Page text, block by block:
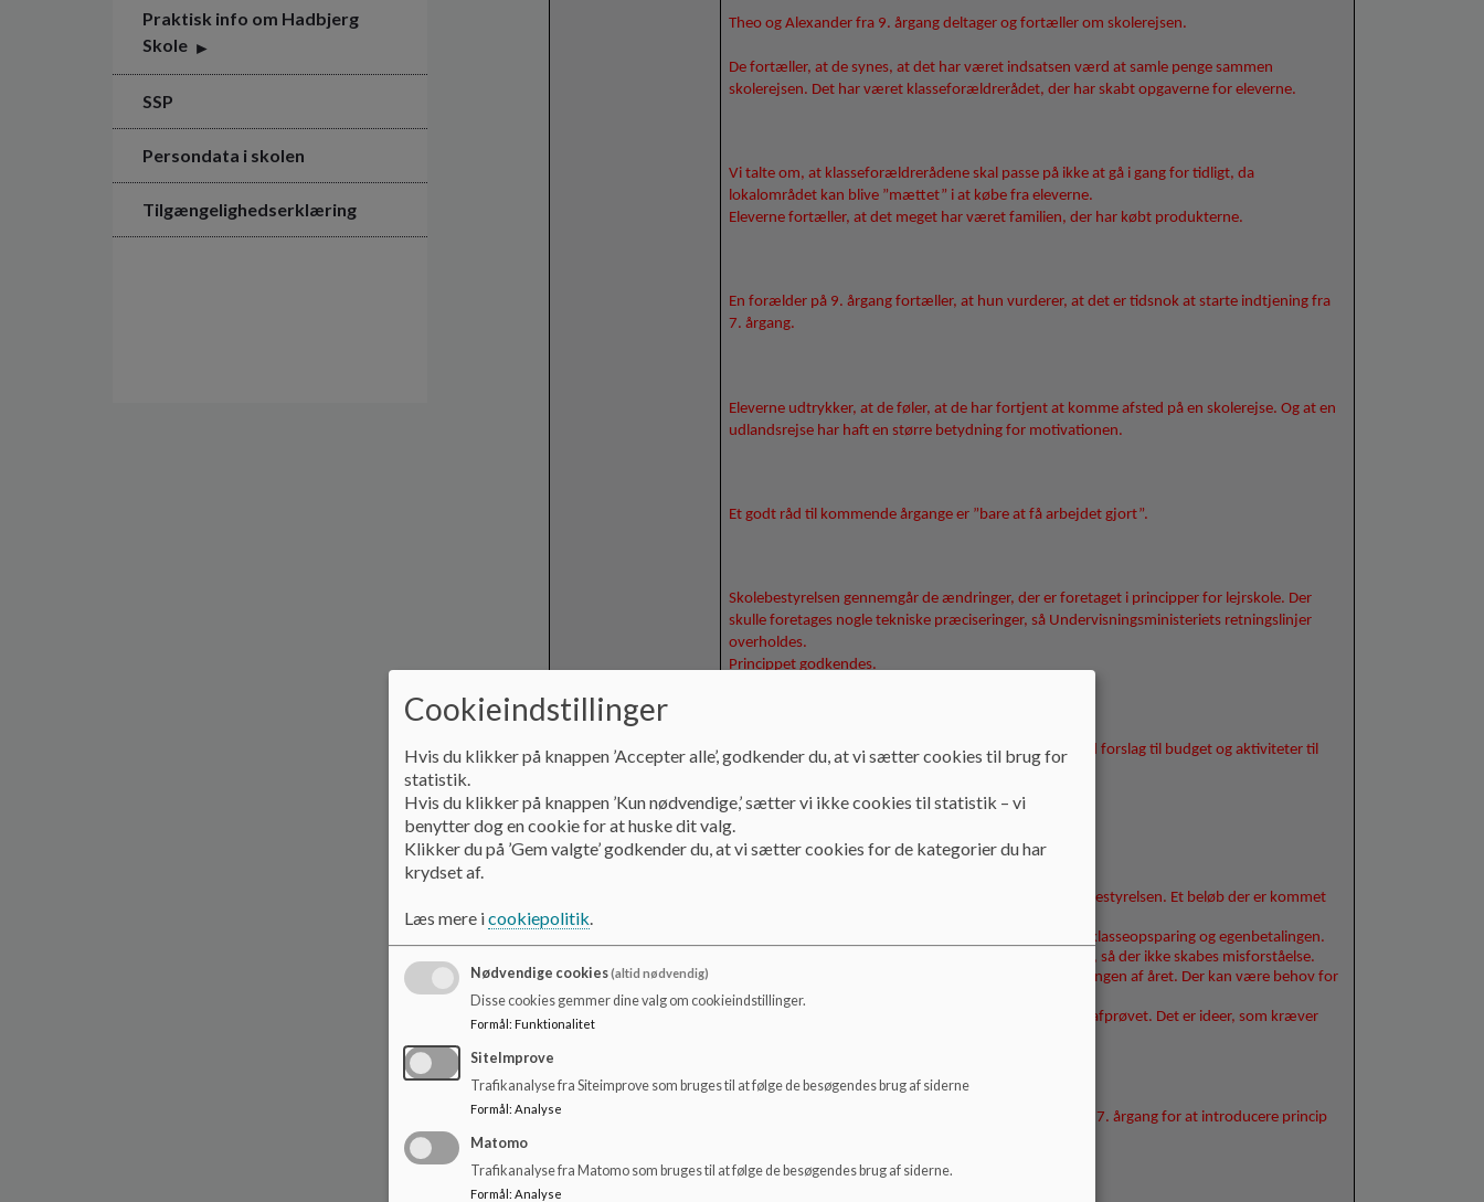
Praktisk info om Hadbjerg
Skole
SSP
Persondata i skolen
Tilgængelighedserklæring
Theo og Alexander fra 9. årgang deltager og fortæller om skolerejsen.
De fortæller, at de synes, at det har været indsatsen værd at samle penge sammen
skolerejsen. Det har været klasseforældrerådet, der har skabt opgaverne for eleverne.
Vi talte om, at klasseforældrerådene skal passe på ikke at gå i gang for tidligt, da
lokalområdet kan blive ”mættet” i at købe fra eleverne.
Eleverne fortæller, at det meget har været familien, der har købt produkterne.
En forælder på 9. årgang fortæller, at hun vurderer, at det er tidsnok at starte indtjening fra
7. årgang.
Eleverne udtrykker, at de føler, at de har fortjent at komme afsted på en skolerejse. Og at en
udlandsrejse har haft en større betydning for motivationen.
Et godt råd til kommende årgange er ”bare at få arbejdet gjort”.
Skolebestyrelsen gennemgår de ændringer, der er foretaget i principper for lejrskole. Der
skulle foretages nogle tekniske præciseringer, så Undervisningsministeriets retningslinjer
overholdes.
Princippet godkendes.
Retningslinjer for lejrskoler var at give flere detaljer med forslag til budget og aktiviteter til
Ideen er, at retningslinjerne revideres
Spørgsmål til retningslinjer:
Nick fortæller, at beløbet er besluttet i skolebestyrelsen. Et beløb der er kommet
Forvirrende, at der tales om opsparing om både klasseopsparing og egenbetalingen.
Katrine vil gennemgå dokumentet og rette til, så der ikke skabes misforståelse.
Et godt råd er ikke at tømme kontoen helt i slutningen af året. Der kan være behov for
penge til indkøb o. lign.
Idekataloget er forslag, der ikke nødvendigvis er afprøvet. Det er ideer, som kræver
Katrine og Nick har deltaget på forældremødet på 6. og 7. årgang for at introducere princip
Cookieindstillinger
Hvis du klikker på knappen ’Accepter alle’, godkender du, at vi sætter cookies til brug for
statistik.
Hvis du klikker på knappen ’Kun nødvendige,’ sætter vi ikke cookies til statistik – vi
benytter dog en cookie for at huske dit valg.
Klikker du på ’Gem valgte’ godkender du, at vi sætter cookies for de kategorier du har
krydset af.
Læs mere icookiepolitik.
Nødvendige cookies(altid nødvendig)
Disse cookies gemmer dine valg om cookieindstillinger.
Formål : Funktionalitet
SiteImprove
Trafikanalyse fra Siteimprove som bruges til at følge de besøgendes brug af siderne
Formål : Analyse
Matomo
Trafikanalyse fra Matomo som bruges til at følge de besøgendes brug af siderne.
Formål: Analyse